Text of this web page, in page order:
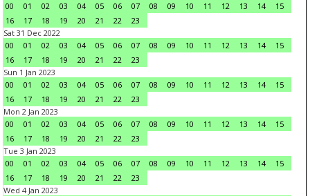
00
01 02 03 04 05 06 07 08 09 10 11 12 13 14
15
16
17 18 19 20 21 22
23
Sat 31 Dec 2022
00
01 02 03 04 05 06 07 08 09 10 11 12 13 14
15
16
17 18 19 20 21 22
23
Sun 1 Jan 2023
00
01 02 03 04 05 06 07 08 09 10 11 12 13 14
15
16
17 18 19 20 21 22
23
Mon 2 Jan 2023
00
01 02 03 04 05 06 07 08 09 10 11 12 13 14
15
16
17 18 19 20 21 22
23
Tue 3 Jan 2023
00
01 02 03 04 05 06 07 08 09 10 11 12 13 14
15
16
17 18 19 20 21 22
23
Wed 4 Jan 2023